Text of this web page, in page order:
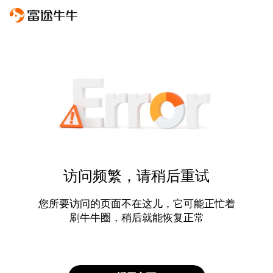
访问频繁，请稍后重试
您所要访问的页面不在这儿，它可能正忙着
刷牛牛圈，稍后就能恢复正常